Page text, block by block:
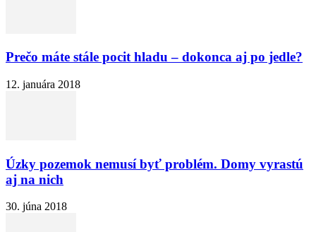
Prečo máte stále pocit hladu – dokonca aj po jedle?
12. januára 2018
Úzky pozemok nemusí byť problém. Domy vyrastú
aj na nich
30. júna 2018